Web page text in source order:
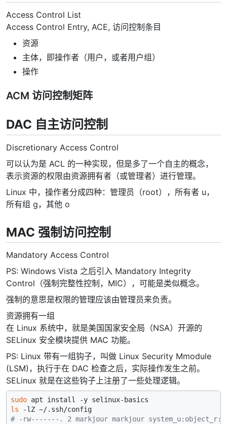
Access Control List
Access Control Entry, ACE, 访问控制条目
资源
主体，即操作者（用户，或者用户组）
操作
ACM 访问控制矩阵
DAC 自主访问控制
Discretionary Access Control
可以认为是 ACL 的一种实现，但是多了一个自主的概念，
表示资源的权限由资源拥有者（或管理者）进行管理。
Linux 中，操作者分成四种：管理员（root），所有者 u，
所有组 g，其他 o
MAC 强制访问控制
Mandatory Access Control
PS: Windows Vista 之后引入 Mandatory Integrity
Control（强制完整性控制，MIC），可能是类似概念。
强制的意思是权限的管理应该由管理员来负责。
资源拥有一组
在 Linux 系统中，就是美国国家安全局（NSA）开源的
SELinux 安全模块提供 MAC 功能。
PS: Linux 带有一组钩子，叫做 Linux Security Mmodule
(LSM)，执行于在 DAC 检查之后，实际操作发生之前。
SELinux 就是在这些钩子上注册了一些处理逻辑。
sudo
ls
# -rw-------. 2 markjour markjour